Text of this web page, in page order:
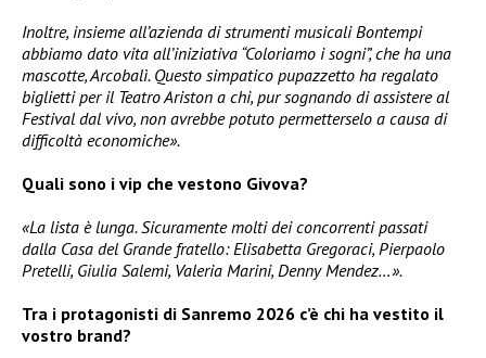
Inoltre, insieme all’azienda di strumenti musicali Bontempi
abbiamo dato vita all’iniziativa “Coloriamo i sogni”, che ha una
mascotte, Arcobalì. Questo simpatico pupazzetto ha regalato
biglietti per il Teatro Ariston a chi, pur sognando di assistere al
Festival dal vivo, non avrebbe potuto permetterselo a causa di
difficoltà economiche».
Quali sono i vip che vestono Givova?
«La lista è lunga. Sicuramente molti dei concorrenti passati
dalla Casa del Grande fratello: Elisabetta Gregoraci, Pierpaolo
Pretelli, Giulia Salemi, Valeria Marini, Denny Mendez…».
Tra i protagonisti di Sanremo 2026 c’è chi ha vestito il
vostro brand?